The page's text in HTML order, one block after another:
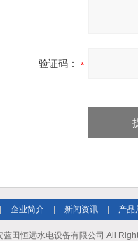
验证码：
企业简介 新闻资讯 产品
蓝田恒远水电设备有限公司 All